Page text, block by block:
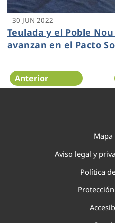
30 JUN 2022
Teulada y el Poble
avanzan en el Pacto
Hidraqua a través de
de comunicación con
Anterior
Mapa
Aviso legal y
Política